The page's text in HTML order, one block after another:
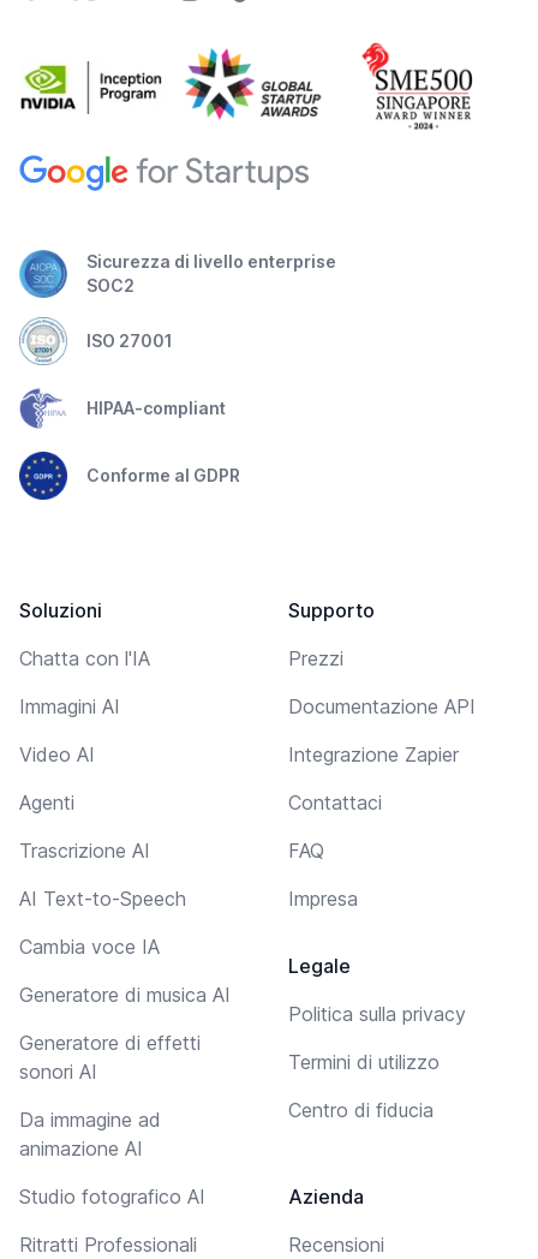
Sicurezza di livello enterprise
SOC2
ISO 27001
HIPAA-compliant
Conforme al GDPR
Soluzioni
Chatta con l'IA
Immagini AI
Video AI
Agenti
Trascrizione AI
AI Text-to-Speech
Cambia voce IA
Generatore di musica AI
Generatore di effetti
sonori AI
Da immagine ad
animazione AI
Studio fotografico AI
Ritratti Professionali
Supporto
Prezzi
Documentazione API
Integrazione Zapier
Contattaci
FAQ
Impresa
Legale
Politica sulla privacy
Termini di utilizzo
Centro di fiducia
Azienda
Recensioni